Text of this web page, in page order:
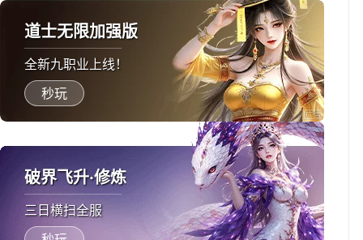
道士无限加强版
全新九职业上线！
秒玩
破界飞升·修炼
三日横扫全服